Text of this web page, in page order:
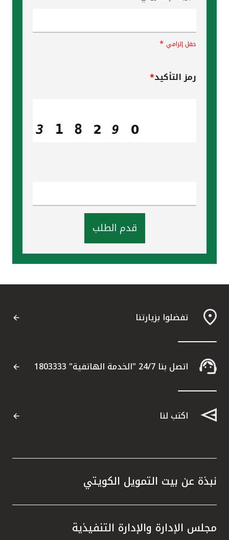
حقل إلزامي *
رمز التأكيد*
قدم الطلب
تفضلوا بزيارتنا
اتصل بنا 24/7 "الخدمة الهاتفية" 1803333
اكتب لنا
نبذة عن بيت التمويل الكويتي
مجلس الإدارة والإدارة التنفيذية